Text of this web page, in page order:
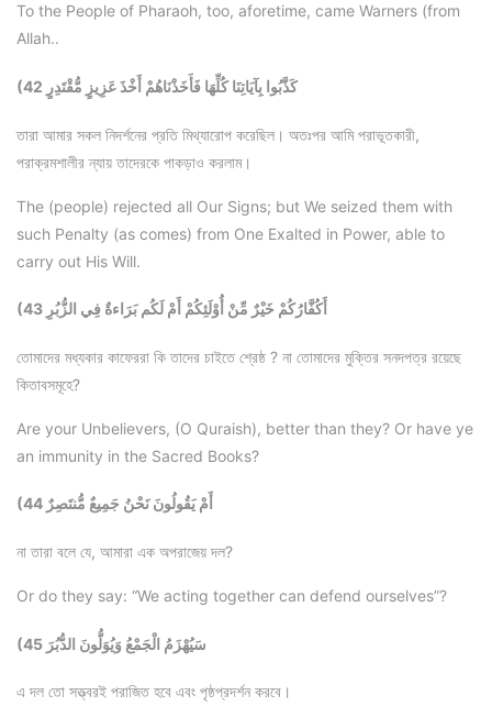
To the People of Pharaoh, too, aforetime, came Warners (from
Allah..
(42 كَذَّبُوا بِآيَاتِنَا كُلِّهَا فَأَخَذْنَاهُمْ أَخْذَ عَزِيزٍ مُّقْتَدِرٍ
তারা আমার সকল নিদর্শনের প্রতি মিথ্যারোপ করেছিল। অতঃপর আমি পরাভূতকারী,
পরাক্রমশালীর ন্যায় তাদেরকে পাকড়াও করলাম।
The (people) rejected all Our Signs; but We seized them with
such Penalty (as comes) from One Exalted in Power, able to
carry out His Will.
(43 أَكُفَّارُكُمْ خَيْرٌ مِّنْ أُوْلَئِكُمْ أَمْ لَكُم بَرَاءةٌ فِي الزُّبُرِ
তোমাদের মধ্যকার কাফেররা কি তাদের চাইতে শ্রেষ্ঠ ? না তোমাদের মুক্তির সনদপত্র রয়েছে
কিতাবসমূহে?
Are your Unbelievers, (O Quraish), better than they? Or have ye
an immunity in the Sacred Books?
(44 أَمْ يَقُولُونَ نَحْنُ جَمِيعٌ مُّنتَصِرٌ
না তারা বলে যে, আমারা এক অপরাজেয় দল?
Or do they say: “We acting together can defend ourselves”?
(45 سَيُهْزَمُ الْجَمْعُ وَيُوَلُّونَ الدُّبُرَ
এ দল তো সত্ত্বরই পরাজিত হবে এবং পৃষ্ঠপ্রদর্শন করবে।